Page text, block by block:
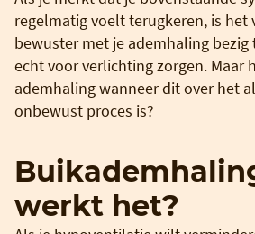
regelmatig voelt terugkeren, is het
bewuster met je ademhaling bezig
echt voor verlichting zorgen. Maar
ademhaling wanneer dit over het
onbewust proces is?
werkt het?